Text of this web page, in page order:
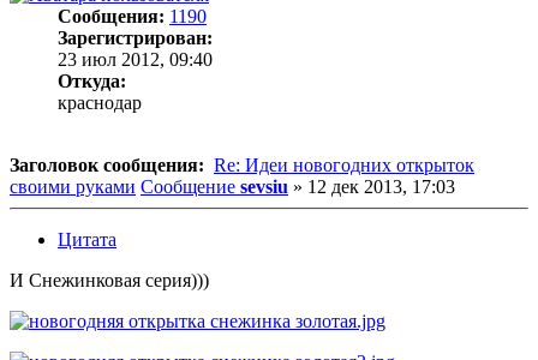
Сообщения: 1190
Зарегистрирован:
23 июл 2012, 09:40
Откуда:
краснодар
Заголовок сообщения: Re: Идеи новогодних открыток
своими руками Сообщение sevsiu » 12 дек 2013, 17:03
Цитата
И Снежинковая серия)))